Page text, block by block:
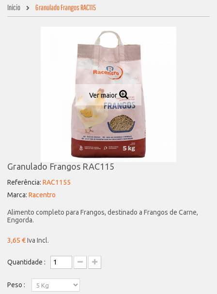
Início Granulado Frangos RAC115
Ver maior
Granulado Frangos RAC115
Referência: RAC1155
Marca: Racentro
Alimento completo para Frangos, destinado a Frangos de Carne,
Engorda.
3,65 €Iva Incl.
Quantidade :
Peso :